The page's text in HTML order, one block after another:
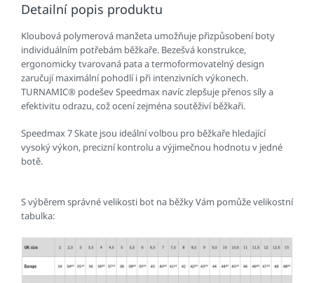
Detailní popis produktu
Kloubová polymerová manžeta umožňuje přizpůsobení boty
individuálním potřebám běžkaře. Bezešvá konstrukce,
ergonomicky tvarovaná pata a termoformovatelný design
zaručují maximální pohodlí i při intenzivních výkonech.
TURNAMIC® podešev Speedmax navíc zlepšuje přenos síly a
efektivitu odrazu, což ocení zejména soutěživí běžkaři.
Speedmax 7 Skate jsou ideální volbou pro běžkaře hledající
vysoký výkon, precizní kontrolu a výjimečnou hodnotu v jedné
botě.
S výběrem správné velikosti bot na běžky Vám pomůže velikostní
tabulka: